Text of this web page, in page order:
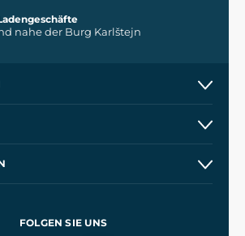
nahe der Burg Karlštejn
FOLGEN SIE UNS